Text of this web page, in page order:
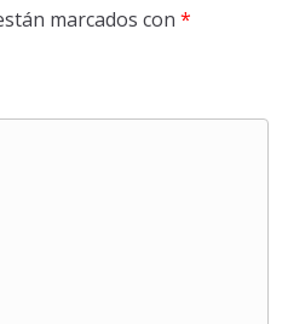
marcados con *